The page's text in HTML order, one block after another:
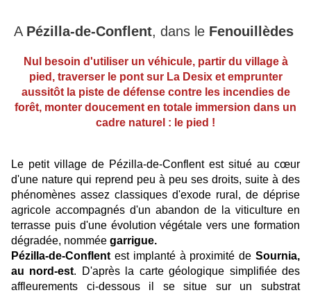
A Pézilla-de-Conflent, dans le Fenouillèdes
Nul besoin d'utiliser un véhicule, partir du village à
pied, traverser le pont sur La Desix et emprunter
aussitôt la piste de défense contre les incendies de
forêt, monter doucement en totale immersion dans un
cadre naturel : le pied !
Le petit village de Pézilla-de-Conflent est situé au cœur
d'une nature qui reprend peu à peu ses droits, suite à des
phénomènes assez classiques d'exode rural, de déprise
agricole accompagnés d'un abandon de la viticulture en
terrasse puis d'une évolution végétale vers une formation
dégradée, nommée garrigue.
Pézilla-de-Conflent est implanté à proximité de Sournia,
au nord-est. D'après la carte géologique simplifiée des
affleurements ci-dessous il se situe sur un substrat